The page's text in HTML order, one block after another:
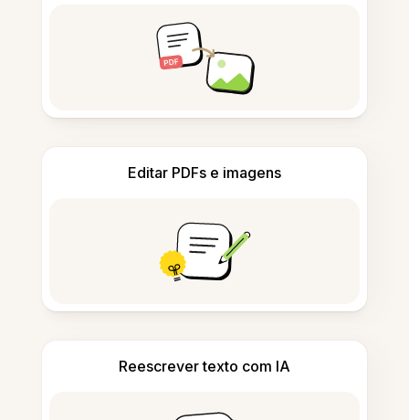
Editar PDFs e imagens
Reescrever texto com IA